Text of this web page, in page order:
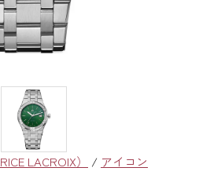
LACROIX） / アイコン